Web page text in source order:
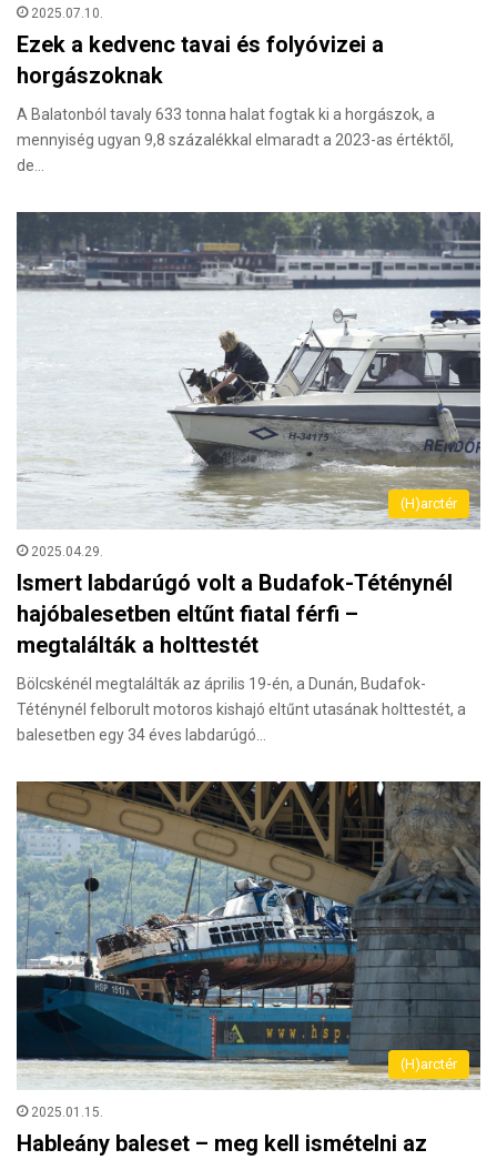
2025.07.10.
Ezek a kedvenc tavai és folyóvizei a
horgászoknak
A Balatonból tavaly 633 tonna halat fogtak ki a horgászok, a
mennyiség ugyan 9,8 százalékkal elmaradt a 2023-as értéktől,
de…
(H)arctér
2025.04.29.
Ismert labdarúgó volt a Budafok-Téténynél
hajóbalesetben eltűnt fiatal férfi –
megtalálták a holttestét
Bölcskénél megtalálták az április 19-én, a Dunán, Budafok-
Téténynél felborult motoros kishajó eltűnt utasának holttestét, a
balesetben egy 34 éves labdarúgó…
(H)arctér
2025.01.15.
Hableány baleset – meg kell ismételni az